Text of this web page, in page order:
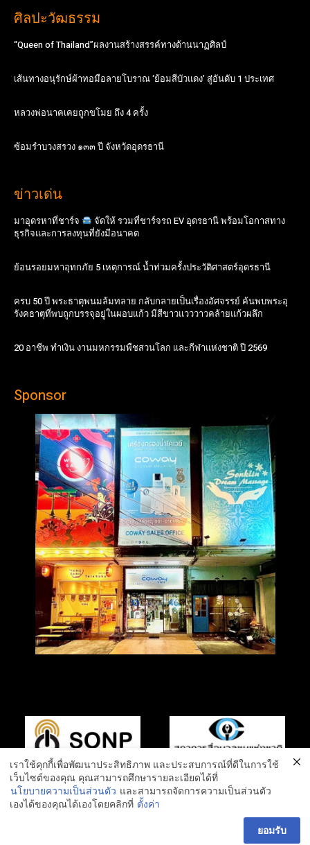
ศิลปะวัฒธรรม
“Queen of Thailand”ผลงานสร้างสรรค์ทางด้านนาฏศิลป์
เส้นทางอนุรักษ์ผ้าทอมือลายโบราณ ‘ย้อมสีบัวแดง’ สู่อันดับ 1 ประเทศ
หลวงพ่อนาคเคยถูกขโมย ถึง 4 ครั้ง
ซ้อมรำบวงสรวง ๑๓๓ ปี จังหวัดอุดรธานี
ข่าวเด่น
มาอุดรหาที่ชาร์จ
จัดให้ รวมที่ชาร์จรถ EV อุดรธานี พร้อมโอกาสทาง
ธุรกิจและการลงทุนที่ยังมีอนาคต
ย้อนรอยมหาอุทกภัย 5 เหตุการณ์ น้ำท่วมครั้งประวัติศาสตร์อุดรธานี
ครบ 50 ปี พระธาตุพนมล้มทลาย กลับกลายเป็นเรื่องอัศจรรย์ ค้นพบพระอุ
รังคธาตุที่พบถูกบรรจุอยู่ในผอบแก้ว มีสีขาวแวววาวคล้ายแก้วผลึก
20 อาชีพ ทำเงิน งานมหกรรมพืชสวนโลก และกีฬาแห่งชาติ ปี 2569
Sponsor
เราใช้คุกกี้เพื่อพัฒนาประสิทธิภาพ และประสบการณ์ที่ดีในการใช้
เว็บไซต์ของคุณ คุณสามารถศึกษารายละเอียดได้ที่
นโยบายความเป็นส่วนตัว และสามารถจัดการความเป็นส่วนตัว
เองได้ของคุณได้เองโดยคลิกที่ ตั้งค่า
ยอมรับ